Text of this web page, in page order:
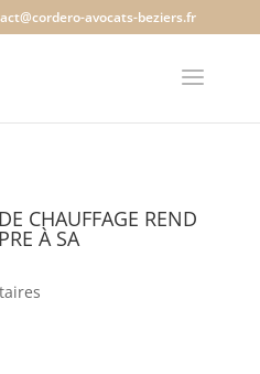
avocats-beziers.fr
CHAUFFAGE REND
À SA